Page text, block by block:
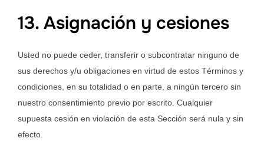
13. Asignación y cesiones
Usted no puede ceder, transferir o subcontratar ninguno de
sus derechos y/u obligaciones en virtud de estos Términos y
condiciones, en su totalidad o en parte, a ningún tercero sin
nuestro consentimiento previo por escrito. Cualquier
supuesta cesión en violación de esta Sección será nula y sin
efecto.